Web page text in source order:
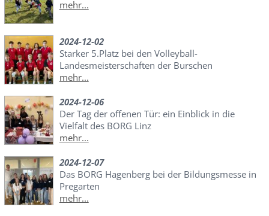
mehr...
2024-12-02
Starker 5.Platz bei den Volleyball-
Landesmeisterschaften der Burschen
mehr...
2024-12-06
Der Tag der offenen Tür: ein Einblick in die
Vielfalt des BORG Linz
mehr...
2024-12-07
Das BORG Hagenberg bei der Bildungsmesse in
Pregarten
mehr...